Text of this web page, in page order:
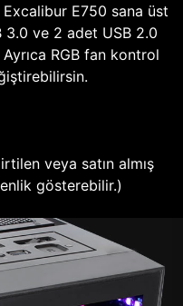
E750 sana üst
3.0 ve 2 adet USB 2.0
RGB fan kontrol
veya satın almış
gösterebilir.)